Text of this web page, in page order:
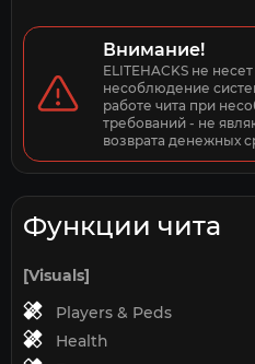
улиц в GTA 5!
Внимание!
ELITEHACKS не
несоблюдение
работе чита при
требований - не
возврата денежных
Функции чита
[Visuals]
Players & Peds
Health